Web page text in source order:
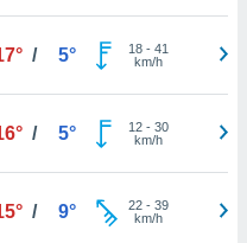
/ 5° 18- 41
km/h
/ 5° 12- 30
km/h
/ 9° 22- 39
km/h